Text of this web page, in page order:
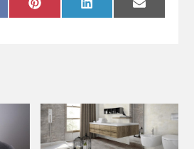
PinterestLinkedInEmail